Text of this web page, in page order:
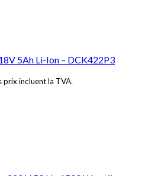
5Ah Li-Ion – DCK422P3
prix incluent la TVA.